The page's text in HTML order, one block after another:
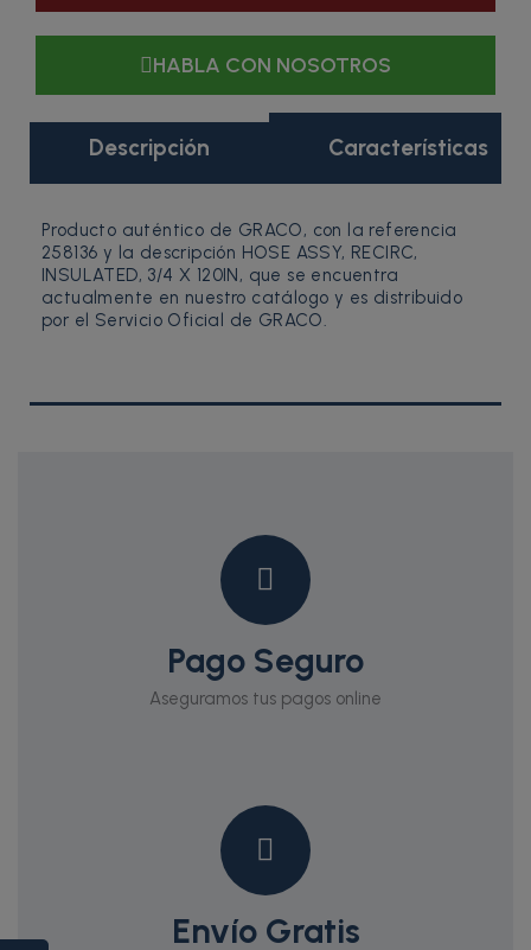
HABLA CON NOSOTROS
Descripción Características
Producto auténtico de GRACO, con la referencia
258136 y la descripción HOSE ASSY, RECIRC,
INSULATED, 3/4 X 120IN, que se encuentra
actualmente en nuestro catálogo y es distribuido
por el Servicio Oficial de GRACO.
Pago Seguro
Aseguramos tus pagos online
Envío Gratis